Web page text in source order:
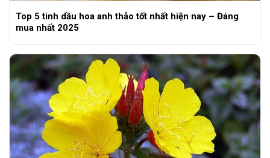
Top 5 tinh dầu hoa anh thảo tốt nhất hiện nay – Đáng
mua nhất 2025